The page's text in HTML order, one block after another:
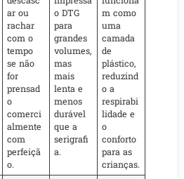
ar ou
rachar
com o
tempo
se não
for
prensad
o
comerci
almente
com
perfeiçã
o.
o DTG
para
grandes
volumes,
mas
mais
lenta e
menos
durável
que a
serigrafi
a.
m como
uma
camada
de
plástico,
reduzind
o a
respirabi
lidade e
o
conforto
para as
crianças.